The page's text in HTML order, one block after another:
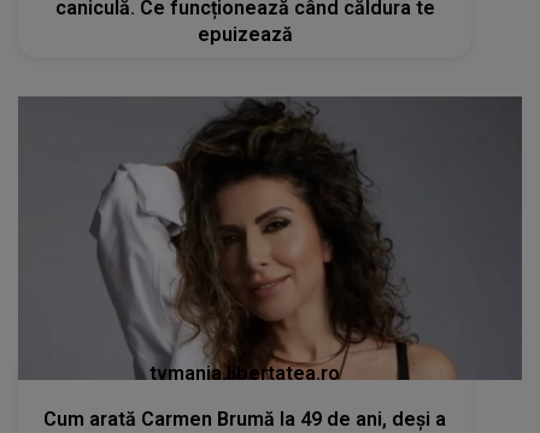
caniculă. Ce funcționează când căldura te
epuizează
tvmania.libertatea.ro
Cum arată Carmen Brumă la 49 de ani, deși a